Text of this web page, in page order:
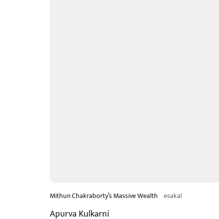
Mithun Chakraborty’s Massive Wealth esakal
Apurva Kulkarni